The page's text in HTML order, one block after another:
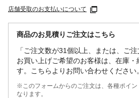
店舗受取のお支払いについて
商品のお見積りご注文はこちら
「ご注文数が31個以上、または、ご
お買い上げご希望のお客様は、在庫・
す。こちらよりお問い合わせください。
※このフォームからのご注文は、各種ポイン
なります。